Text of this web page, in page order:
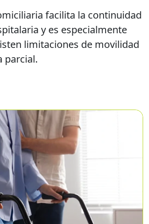
facilita la continuidad
y es especialmente
limitaciones de movilidad
parcial.